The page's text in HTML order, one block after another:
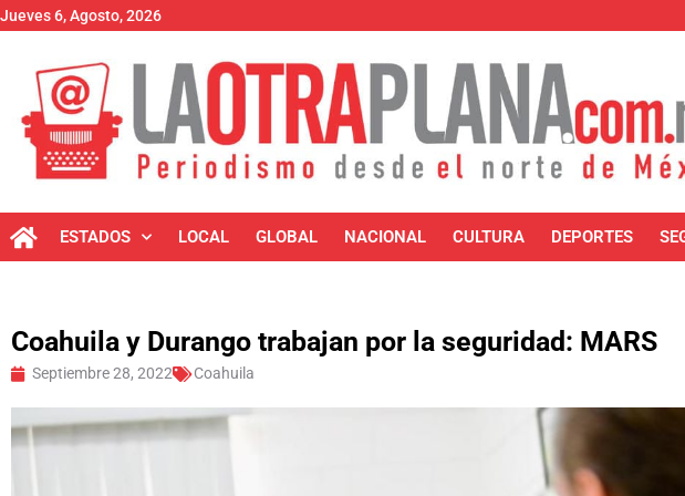
Jueves 6, Agosto, 2026
ESTADOS LOCAL GLOBAL NACIONAL CULTURA DEPORTES
Coahuila y Durango trabajan por la seguridad: MARS
Septiembre 28, 2022 Coahuila